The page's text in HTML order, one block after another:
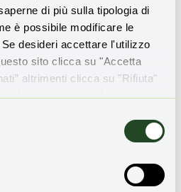
di più sulla tipologia di
è possibile modificare le
Se desideri accettare l'utilizzo
sito clicca su "Accetta
altrimenti clicca su "Rifiuta"
e mantenere le
ARTICOLO?
e sulle storie di